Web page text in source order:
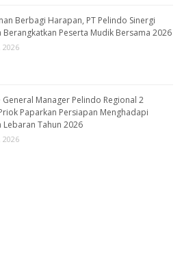
Berbagi Harapan, PT Pelindo Sinergi
Berangkatkan Peserta Mudik Bersama 2026
2026
General Manager Pelindo Regional 2
Paparkan Persiapan Menghadapi
Lebaran Tahun 2026
2026